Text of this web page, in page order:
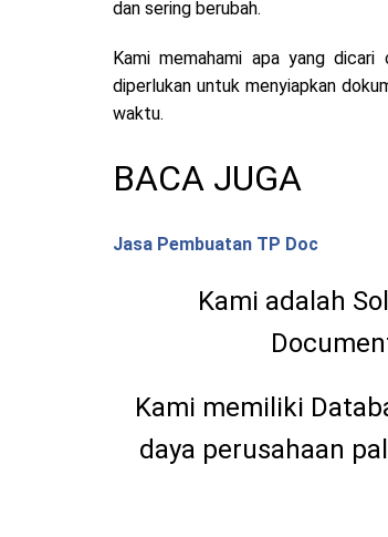
dan sering berubah.
Kami memahami apa yang
diperlukan untuk menyiapkan
waktu.
BACA JUGA
Jasa Pembuatan TP Doc
Kami adalah
Kami memiliki
daya perusahaan